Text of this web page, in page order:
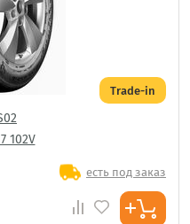
Trade-in
102V
есть под заказ